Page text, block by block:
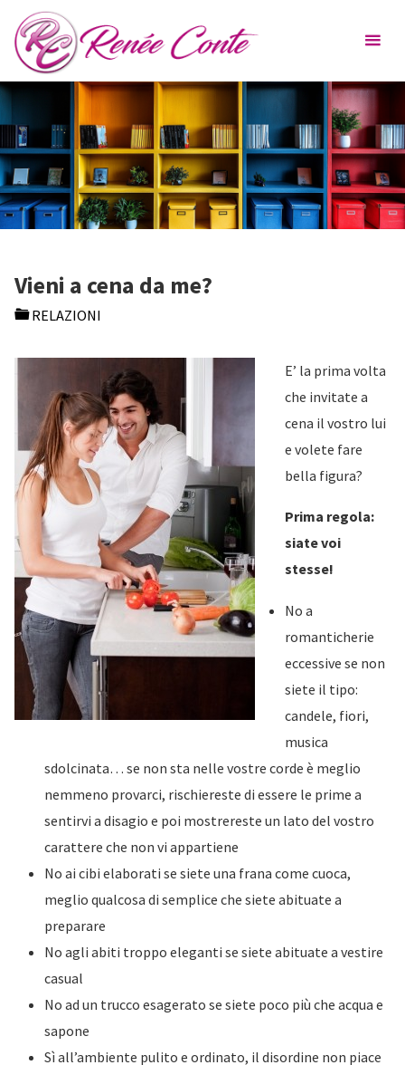
content
Vieni a cena da me?
RELAZIONI
E’ la prima volta
che invitate a
cena il vostro lui
e volete fare
bella figura?
Prima regola:
siate voi
stesse!
No a
romanticherie
eccessive se non
siete il tipo:
candele, fiori,
musica
sdolcinata… se non sta nelle vostre corde è meglio
nemmeno provarci, rischiereste di essere le prime a
sentirvi a disagio e poi mostrereste un lato del vostro
carattere che non vi appartiene
No ai cibi elaborati se siete una frana come cuoca,
meglio qualcosa di semplice che siete abituate a
preparare
No agli abiti troppo eleganti se siete abituate a vestire
casual
No ad un trucco esagerato se siete poco più che acqua e
sapone
Sì all’ambiente pulito e ordinato, il disordine non piace